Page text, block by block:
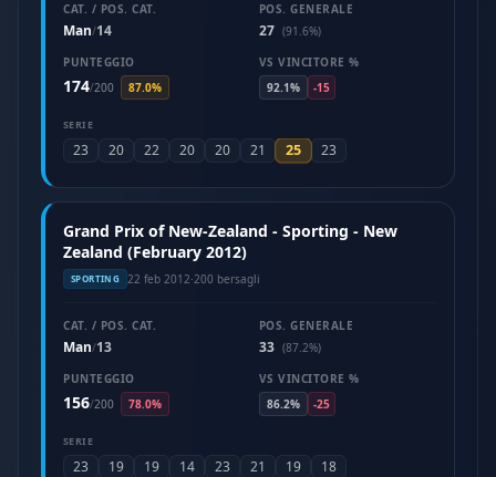
CAT. / POS. CAT.
Man/14
POS. GENERALE
27 (91.6%)
PUNTEGGIO
174/200 87.0%
VS VINCITORE %
92.1%
-15
SERIE
23 20 22 20 20 21 25 23
Grand Prix of New-Zealand - Sporting - New
Zealand (February 2012)
SPORTING 22 feb 2012·200 bersagli
CAT. / POS. CAT.
Man/13
POS. GENERALE
33 (87.2%)
PUNTEGGIO
156/200 78.0%
VS VINCITORE %
86.2%
-25
SERIE
23 19 19 14 23 21 19 18